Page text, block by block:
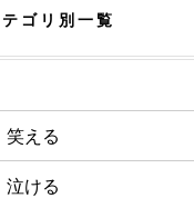
ゴリ別一覧
笑える
泣ける